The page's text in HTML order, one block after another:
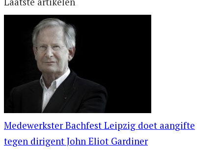
Medewerkster Bachfest Leipzig doet aangifte
tegen dirigent John Eliot Gardiner